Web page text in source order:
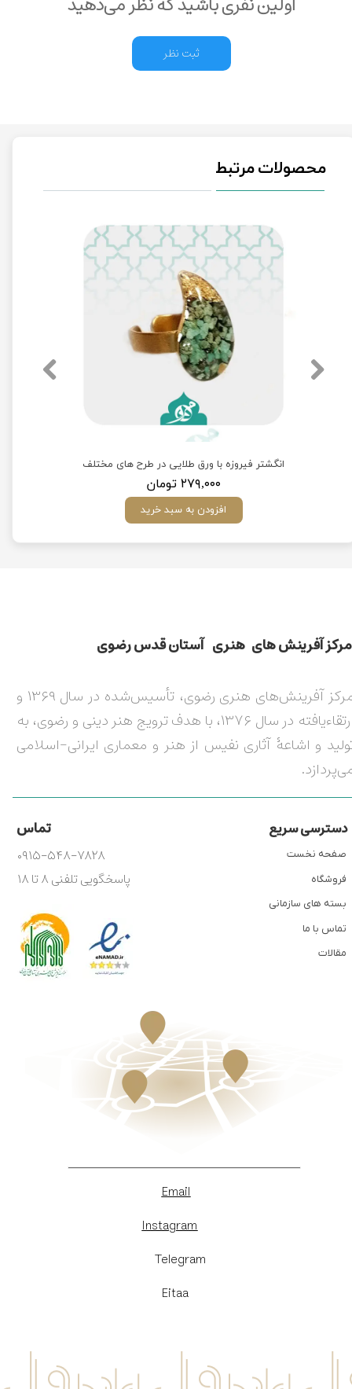
ثبت نظر
محصولات مرتبط
انگشتر فیروزه با ورق طلایی در طرح های مختلف
۲۷۹,۰۰۰ تومان
افزودن به سبد خرید
مركز آفرينش های هنری آستان قدس رضوی​​​​​​​​​​​​​​
مرکز آفرینش‌های هنری رضوی، تأسیس‌شده در سال ۱۳۶۹ و
ارتقاءیافته در سال ۱۳۷۶، با هدف ترویج هنر دینی و رضوی، به
و اشاعۀ آثاری نفیس از هنر و معماری ایرانی-اسلامی
دسترسی سریع تماس
۰۹۱۵-۵۴۸-۷۸۲۸
پاسخگویی تلفنی ۸ تا ۱۸
صفحه نخست
فروشگاه
بسته های سازمانی
تماس با ما
مقالات
Email
Instagram
​Telegram
Eitaa